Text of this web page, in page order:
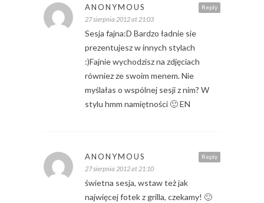
Reply
ANONYMOUS
27 sierpnia 2012 at 21:03
Sesja fajna:D Bardzo ładnie sie
prezentujesz w innych stylach
:)Fajnie wychodzisz na zdjęciach
równiez ze swoim menem. Nie
myślałas o wspólnej sesji z nim? W
stylu hmm namiętności 🙂 EN
Reply
ANONYMOUS
27 sierpnia 2012 at 21:10
świetna sesja, wstaw też jak
najwięcej fotek z grilla, czekamy! 🙂